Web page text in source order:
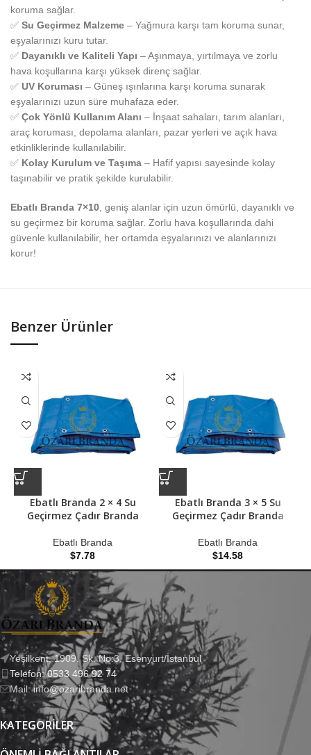
koruma sağlar.
✅ Su Geçirmez Malzeme – Yağmura karşı tam koruma sunar,
eşyalarınızı kuru tutar.
✅ Dayanıklı ve Kaliteli Yapı – Aşınmaya, yırtılmaya ve zorlu
hava koşullarına karşı yüksek direnç sağlar.
✅ UV Koruması – Güneş ışınlarına karşı koruma sunarak
eşyalarınızı uzun süre muhafaza eder.
✅ Çok Yönlü Kullanım Alanı – İnşaat sahaları, tarım alanları,
araç koruması, depolama alanları, pazar yerleri ve açık hava
etkinliklerinde kullanılabilir.
✅ Kolay Kurulum ve Taşıma – Hafif yapısı sayesinde kolay
taşınabilir ve pratik şekilde kurulabilir.
Ebatlı Branda 7×10 , geniş alanlar için uzun ömürlü, dayanıklı ve
su geçirmez bir koruma sağlar. Zorlu hava koşullarında dahi
güvenle kullanılabilir, her ortamda eşyalarınızı ve alanlarınızı
korur!
Benzer Ürünler
Ebatlı Branda 2 × 4 Su
Geçirmez Çadır Branda
Ebatlı Branda
$7.78
Ebatlı Branda 3 × 5 Su
Geçirmez Çadır Branda
Ebatlı Branda
$14.58
Yeşilkent, 1909. Sk. No:3, Esenyurt/İstanbul
Telefon: 0533 496 92 74
Mail: info@ozaribranda.net
KATEGORILER